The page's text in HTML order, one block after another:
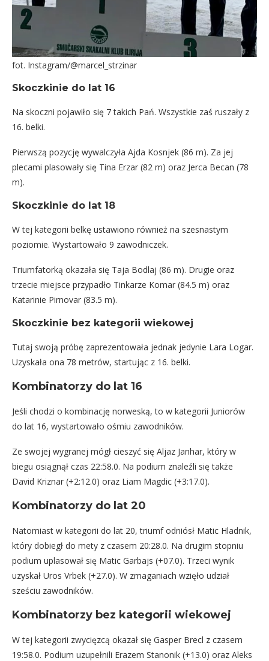
fot. Instagram/@marcel_strzinar
Skoczkinie do lat 16
Na skoczni pojawiło się 7 takich Pań. Wszystkie zaś ruszały z
16. belki.
Pierwszą pozycję wywalczyła Ajda Kosnjek (86 m). Za jej
plecami plasowały się Tina Erzar (82 m) oraz Jerca Becan (78
m).
Skoczkinie do lat 18
W tej kategorii belkę ustawiono również na szesnastym
poziomie. Wystartowało 9 zawodniczek.
Triumfatorką okazała się Taja Bodlaj (86 m). Drugie oraz
trzecie miejsce przypadło Tinkarze Komar (84.5 m) oraz
Katarinie Pirnovar (83.5 m).
Skoczkinie bez kategorii wiekowej
Tutaj swoją próbę zaprezentowała jednak jedynie Lara Logar.
Uzyskała ona 78 metrów, startując z 16. belki.
Kombinatorzy do lat 16
Jeśli chodzi o kombinację norweską, to w kategorii Juniorów
do lat 16, wystartowało ośmiu zawodników.
Ze swojej wygranej mógł cieszyć się Aljaz Janhar, który w
biegu osiągnął czas 22:58.0. Na podium znaleźli się także
David Kriznar (+2:12.0) oraz Liam Magdic (+3:17.0).
Kombinatorzy do lat 20
Natomiast w kategorii do lat 20, triumf odniósł Matic Hladnik,
który dobiegł do mety z czasem 20:28.0. Na drugim stopniu
podium uplasował się Matic Garbajs (+07.0). Trzeci wynik
uzyskał Uros Vrbek (+27.0). W zmaganiach wzięło udział
sześciu zawodników.
Kombinatorzy bez kategorii wiekowej
W tej kategorii zwycięzcą okazał się Gasper Brecl z czasem
19:58.0. Podium uzupełnili Erazem Stanonik (+13.0) oraz Aleks